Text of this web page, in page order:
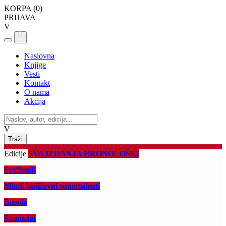
KORPA (0)
PRIJAVA
V
0
Naslovna
Knjige
Vesti
Kontakt
O nama
Akcija
V
Edicije SVA IZDANJA HRONOLOŠKI
Svetionik
Mladi književni supertalenti
Busola
Samizdat